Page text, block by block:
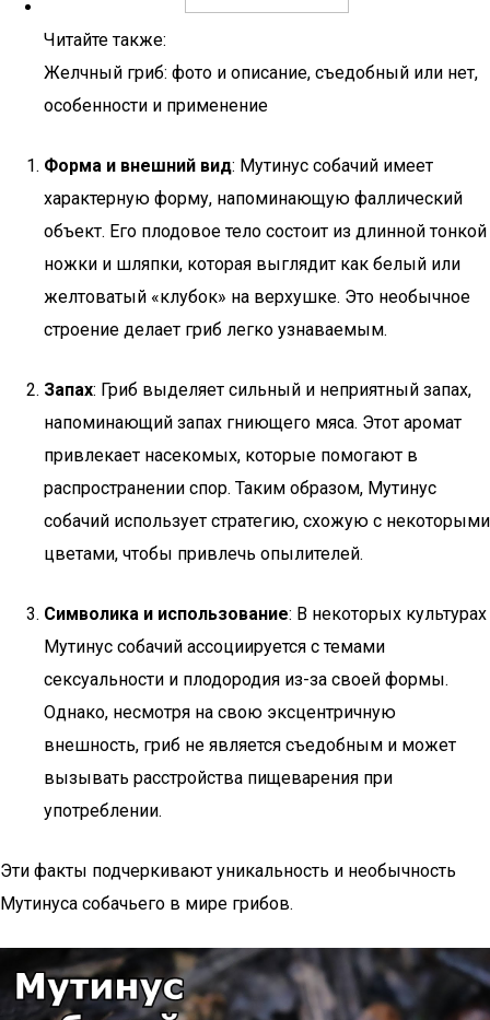
Читайте также:
Желчный гриб: фото и описание, съедобный или нет,
особенности и применение
Форма и внешний вид: Мутинус собачий имеет
характерную форму, напоминающую фаллический
объект. Его плодовое тело состоит из длинной тонкой
ножки и шляпки, которая выглядит как белый или
желтоватый «клубок» на верхушке. Это необычное
строение делает гриб легко узнаваемым.
Запах: Гриб выделяет сильный и неприятный запах,
напоминающий запах гниющего мяса. Этот аромат
привлекает насекомых, которые помогают в
распространении спор. Таким образом, Мутинус
собачий использует стратегию, схожую с некоторыми
цветами, чтобы привлечь опылителей.
Символика и использование: В некоторых культурах
Мутинус собачий ассоциируется с темами
сексуальности и плодородия из-за своей формы.
Однако, несмотря на свою эксцентричную
внешность, гриб не является съедобным и может
вызывать расстройства пищеварения при
употреблении.
Эти факты подчеркивают уникальность и необычность
Мутинуса собачьего в мире грибов.